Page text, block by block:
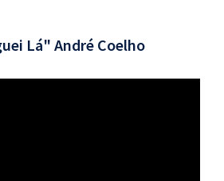
Lá" André Coelho